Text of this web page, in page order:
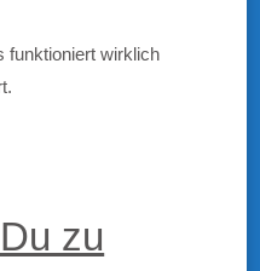
funktioniert wirklich
zu